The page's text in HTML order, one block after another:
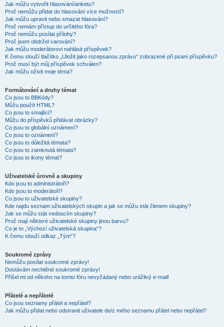
Jak můžu vytvořit hlasování/anketu?
Proč nemůžu přidat do hlasování více možností?
Jak můžu upravit nebo smazat hlasování?
Proč nemám přístup do určitého fóra?
Proč nemůžu posílat přílohy?
Proč jsem obdržel varování?
Jak můžu moderátorovi nahlásit příspěvek?
K čemu slouží tlačítko „Uložit jako rozepsanou zprávu“ zobrazené při psaní příspěvku?
Proč musí být můj příspěvek schválen?
Jak můžu oživit moje téma?
Formátování a druhy témat
Co jsou to BBKódy?
Můžu použít HTML?
Co jsou to smajlíci?
Můžu do příspěvků přidávat obrázky?
Co jsou to globální oznámení?
Co jsou to oznámení?
Co jsou to důležitá témata?
Co jsou to zamknutá témata?
Co jsou to ikony témat?
Uživatelské úrovně a skupiny
Kdo jsou to administrátoři?
Kdo jsou to moderátoři?
Co jsou to uživatelské skupiny?
Kde najdu seznam uživatelských skupin a jak se můžu stát členem skupiny?
Jak se můžu stát vedoucím skupiny?
Proč mají některé uživatelské skupiny jinou barvu?
Co je to „Výchozí uživatelská skupina“?
K čemu slouží odkaz „Tým“?
Soukromé zprávy
Nemůžu posílat soukromé zprávy!
Dostávám nechtěné soukromé zprávy!
Přišel mi od někoho na tomto fóru nevyžádaný nebo urážlivý e-mail!
Přátelé a nepřátelé
Co jsou seznamy přátel a nepřátel?
Jak můžu přidat nebo odstranit uživatele do/z mého seznamu přátel nebo nepřátel?